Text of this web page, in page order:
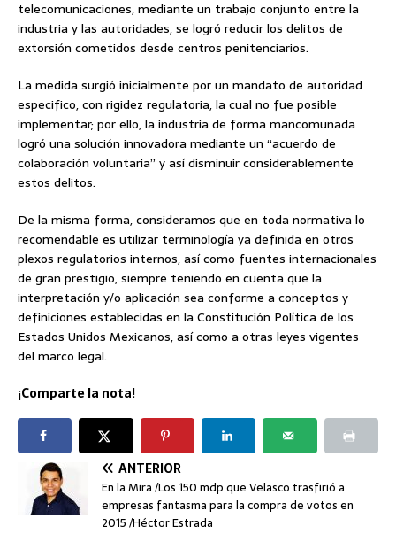
telecomunicaciones, mediante un trabajo conjunto entre la
industria y las autoridades, se logró reducir los delitos de
extorsión cometidos desde centros penitenciarios.
La medida surgió inicialmente por un mandato de autoridad
especifico, con rigidez regulatoria, la cual no fue posible
implementar; por ello, la industria de forma mancomunada
logró una solución innovadora mediante un “acuerdo de
colaboración voluntaria” y así disminuir considerablemente
estos delitos.
De la misma forma, consideramos que en toda normativa lo
recomendable es utilizar terminología ya definida en otros
plexos regulatorios internos, así como fuentes internacionales
de gran prestigio, siempre teniendo en cuenta que la
interpretación y/o aplicación sea conforme a conceptos y
definiciones establecidas en la Constitución Política de los
Estados Unidos Mexicanos, así como a otras leyes vigentes
del marco legal.
¡Comparte la nota!
ANTERIOR
En la Mira /Los 150 mdp que Velasco trasfirió a
empresas fantasma para la compra de votos en
2015 /Héctor Estrada